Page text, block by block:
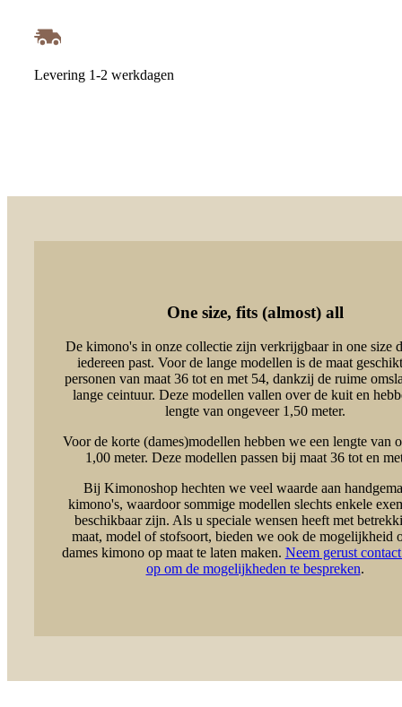
Levering 1-2 werkdagen
One size, fits (almost) all
De kimono's in onze collectie zijn verkrijgbaar in one size
iedereen past. Voor de lange modellen is de maat
personen van maat 36 tot en met 54, dankzij de ruime
lange ceintuur. Deze modellen vallen over de kuit en
lengte van ongeveer 1,50 meter.
Voor de korte (dames)modellen hebben we een lengte van
1,00 meter. Deze modellen passen bij maat 36 tot en
Bij Kimonoshop hechten we veel waarde aan
kimono's, waardoor sommige modellen slechts enkele
beschikbaar zijn. Als u speciale wensen heeft met
maat, model of stofsoort, bieden we ook de mogelijkheid
dames kimono op maat te laten maken. Neem gerust
op om de mogelijkheden te bespreken.